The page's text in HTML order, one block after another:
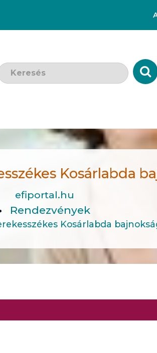
Keresendő szó:
Kosárlabda
efiportal.hu
Rendezvények
Kosárlabda